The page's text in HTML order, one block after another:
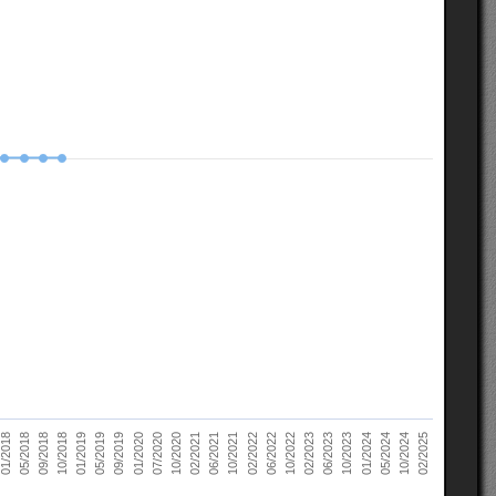
01/2018 05/2018 09/2018 10/2018 01/2019 05/2019 09/2019 01/2020 07/2020 10/2020 02/2021 06/2021 10/2021 02/2022 06/2022 10/2022 02/2023 06/2023 10/2023 01/2024 05/2024 10/2024 02/2025